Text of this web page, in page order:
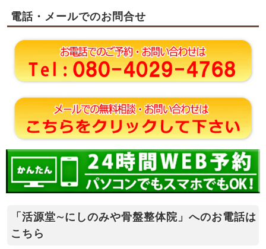
電話・メールでのお問合せ
「活源堂∼にしのみや骨盤整体院」へのお電話は
こちら